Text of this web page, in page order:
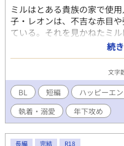
ミルはとある貴族の家で使
子・レオンは、不吉な赤目
ている。それを見かねたミ
名目で、彼の面倒を見てい
が届く。レオンは勇者候補
配でたまらないミルだが、
これでレオンの将来は安泰
ミルに求婚する。 「俺はず
なこと聞いてないが！？
迫るレオンを、ミルは拒み
やすい鈍感使用人と、彼を
着の粘り勝ちを見届けろ！
続
文字
BL 短編 ハッピーエ
執着・溺愛
年下攻め
長編 完結 R18